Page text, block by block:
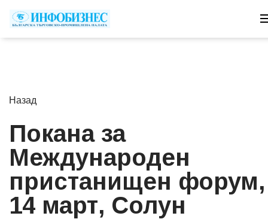
Назад
Покана за
Международен
пристанищен форум,
14 март, Солун